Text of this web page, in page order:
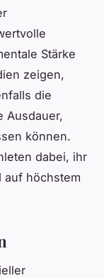
Stärke
zeigen,
die
Ausdauer,
können.
dabei, ihr
auf höchstem